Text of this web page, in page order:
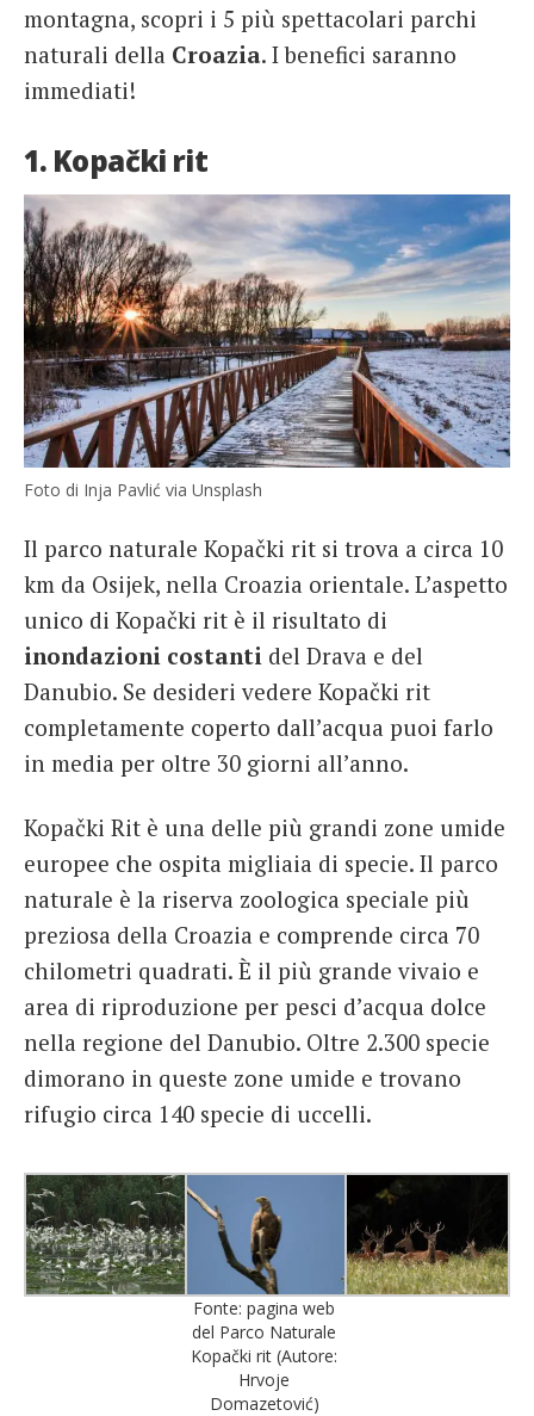
montagna, scopri i 5 più spettacolari parchi
naturali della Croazia. I benefici saranno
immediati!
1. Kopački rit
Foto di Inja Pavlić via Unsplash
Il parco naturale Kopački rit si trova a circa 10
km da Osijek, nella Croazia orientale. L’aspetto
unico di Kopački rit è il risultato di
inondazioni costanti del Drava e del
Danubio. Se desideri vedere Kopački rit
completamente coperto dall’acqua puoi farlo
in media per oltre 30 giorni all’anno.
Kopački Rit è una delle più grandi zone umide
europee che ospita migliaia di specie. Il parco
naturale è la riserva zoologica speciale più
preziosa della Croazia e comprende circa 70
chilometri quadrati. È il più grande vivaio e
area di riproduzione per pesci d’acqua dolce
nella regione del Danubio. Oltre 2.300 specie
dimorano in queste zone umide e trovano
rifugio circa 140 specie di uccelli.
Fonte: pagina web
del Parco Naturale
Kopački rit (Autore:
Hrvoje
Domazetović)